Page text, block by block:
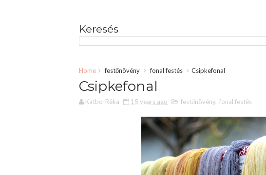
Keresés
Home festőnövény fonal festés Csipkefonal
Csipkefonal
Katbo-Réka 15 years ago festőnövény, fonal festés